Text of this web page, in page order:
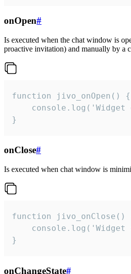
onOpen#
Is executed when the chat window is
proactive invitation) and manually by a
function jivo_onOpen() {
console.log('Widget
}
onClose#
Is executed when chat window is
function jivo_onClose()
console.log('Widget
}
onChangeState#